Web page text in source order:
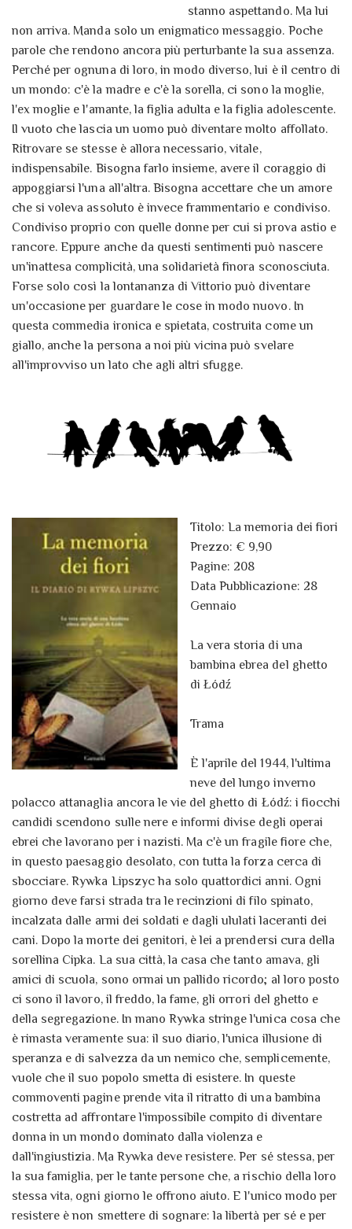
stanno aspettando. Ma lui
non arriva. Manda solo un enigmatico messaggio. Poche
parole che rendono ancora più perturbante la sua assenza.
Perché per ognuna di loro, in modo diverso, lui è il centro di
un mondo: c'è la madre e c'è la sorella, ci sono la moglie,
l'ex moglie e l'amante, la figlia adulta e la figlia adolescente.
Il vuoto che lascia un uomo può diventare molto affollato.
Ritrovare se stesse è allora necessario, vitale,
indispensabile. Bisogna farlo insieme, avere il coraggio di
appoggiarsi l'una all'altra. Bisogna accettare che un amore
che si voleva assoluto è invece frammentario e condiviso.
Condiviso proprio con quelle donne per cui si prova astio e
rancore. Eppure anche da questi sentimenti può nascere
un'inattesa complicità, una solidarietà finora sconosciuta.
Forse solo così la lontananza di Vittorio può diventare
un'occasione per guardare le cose in modo nuovo. In
questa commedia ironica e spietata, costruita come un
giallo, anche la persona a noi più vicina può svelare
all'improvviso un lato che agli altri sfugge.
Titolo: La memoria dei fiori
Prezzo: € 9,90
Pagine: 208
Data Pubblicazione: 28
Gennaio
La vera storia di una
bambina ebrea del ghetto
di Łódź
Trama
È l'aprile del 1944, l'ultima
neve del lungo inverno
polacco attanaglia ancora le vie del ghetto di Łódź: i fiocchi
candidi scendono sulle nere e informi divise degli operai
ebrei che lavorano per i nazisti. Ma c'è un fragile fiore che,
in questo paesaggio desolato, con tutta la forza cerca di
sbocciare. Rywka Lipszyc ha solo quattordici anni. Ogni
giorno deve farsi strada tra le recinzioni di filo spinato,
incalzata dalle armi dei soldati e dagli ululati laceranti dei
cani. Dopo la morte dei genitori, è lei a prendersi cura della
sorellina Cipka. La sua città, la casa che tanto amava, gli
amici di scuola, sono ormai un pallido ricordo; al loro posto
ci sono il lavoro, il freddo, la fame, gli orrori del ghetto e
della segregazione. In mano Rywka stringe l'unica cosa che
è rimasta veramente sua: il suo diario, l'unica illusione di
speranza e di salvezza da un nemico che, semplicemente,
vuole che il suo popolo smetta di esistere. In queste
commoventi pagine prende vita il ritratto di una bambina
costretta ad affrontare l'impossibile compito di diventare
donna in un mondo dominato dalla violenza e
dall'ingiustizia. Ma Rywka deve resistere. Per sé stessa, per
la sua famiglia, per le tante persone che, a rischio della loro
stessa vita, ogni giorno le offrono aiuto. E l'unico modo per
resistere è non smettere di sognare: la libertà per sé e per